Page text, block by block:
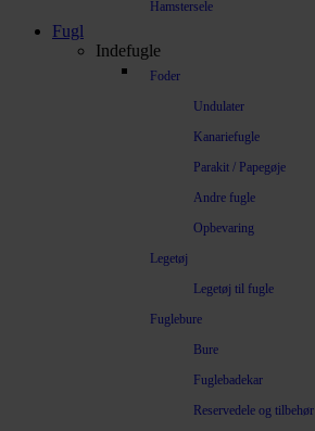
Hamstersele
Fugl
Indefugle
Foder
Undulater
Kanariefugle
Parakit / Papegøje
Andre fugle
Opbevaring
Legetøj
Legetøj til fugle
Fuglebure
Bure
Fuglebadekar
Reservedele og tilbehør